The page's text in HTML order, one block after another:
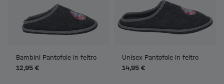
Bambini Pantofole in feltro
12,95 €
Unisex Pantofole in feltro
14,95 €